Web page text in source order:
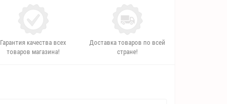
Гарантия качества всех
товаров магазина!
Доставка товаров по всей
стране!